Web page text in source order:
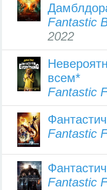
Fantastic
2022
всем*
Fantastic
Fantastic
Fantastic